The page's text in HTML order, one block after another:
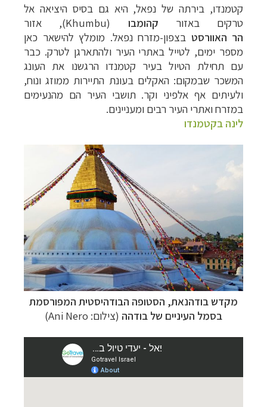
קטמנדו, בירתה של נפאל, היא גם בסיס היציאה אל
טרקים באזור קהומבו (
Khumbu) , אזור
הר האוורסט בצפון-מזרח נפאל. מומלץ להישאר כאן
מספר ימים, לטייל באתרי העיר ולהתארגן לטרק. כבר
עם תחילת הטיול בעיר קטמנדו הרגשנו את העונג
המשכר שבמקום: האקלים בעונת התיירות ממוזג ונוח,
ולעיתים אף אלפיני וקר. תושביהעיר הם מהנעימים
במזרח ואתרי העיר רבים ומעניינים.
לינה בקטמנדו
מקדש בודהנאת, הסטופה הבודהיסטית המפורסמת
בסמל העיניים של בודהה (צילום: Ani Nero
)